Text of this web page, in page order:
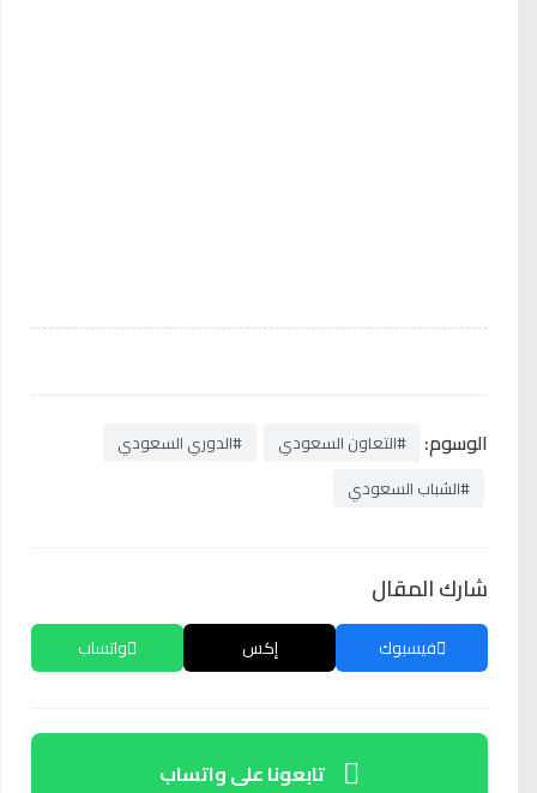
الوسوم: #التعاون السعودي
#الدوري السعودي
#الشباب السعودي
شارك المقال
فيسبوك إكس واتساب
تابعونا على واتساب